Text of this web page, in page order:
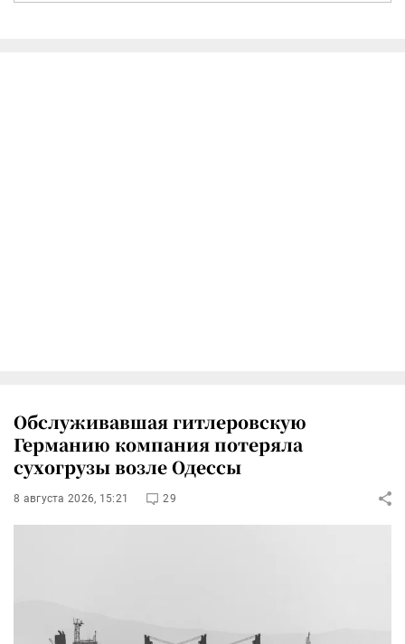
Обслуживавшая гитлеровскую
Германию компания потеряла
сухогрузы возле Одессы
8 августа 2026, 15:21 29